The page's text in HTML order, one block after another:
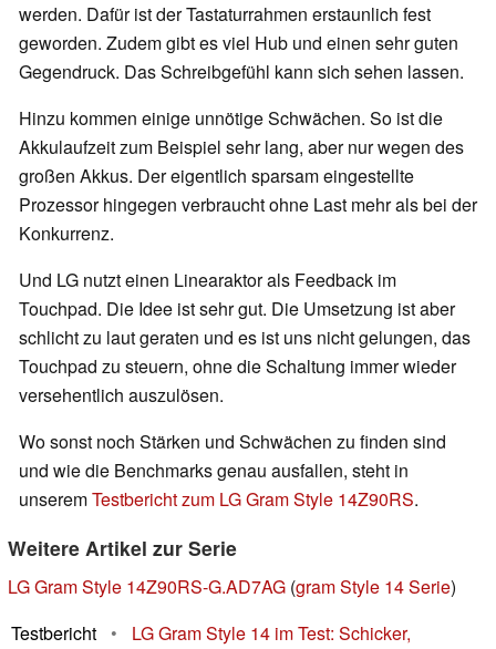
werden. Dafür ist der Tastaturrahmen erstaunlich fest
geworden. Zudem gibt es viel Hub und einen sehr guten
Gegendruck. Das Schreibgefühl kann sich sehen lassen.
Hinzu kommen einige unnötige Schwächen. So ist die
Akkulaufzeit zum Beispiel sehr lang, aber nur wegen des
großen Akkus. Der eigentlich sparsam eingestellte
Prozessor hingegen verbraucht ohne Last mehr als bei der
Konkurrenz.
Und LG nutzt einen Linearaktor als Feedback im
Touchpad. Die Idee ist sehr gut. Die Umsetzung ist aber
schlicht zu laut geraten und es ist uns nicht gelungen, das
Touchpad zu steuern, ohne die Schaltung immer wieder
versehentlich auszulösen.
Wo sonst noch Stärken und Schwächen zu finden sind
und wie die Benchmarks genau ausfallen, steht in
unseremTestbericht zum LG Gram Style 14Z90RS.
Weitere Artikel zur Serie
LG Gram Style 14Z90RS-G.AD7AG (gram Style 14 Serie)
Testbericht
• LG Gram Style 14 im Test: Schicker,